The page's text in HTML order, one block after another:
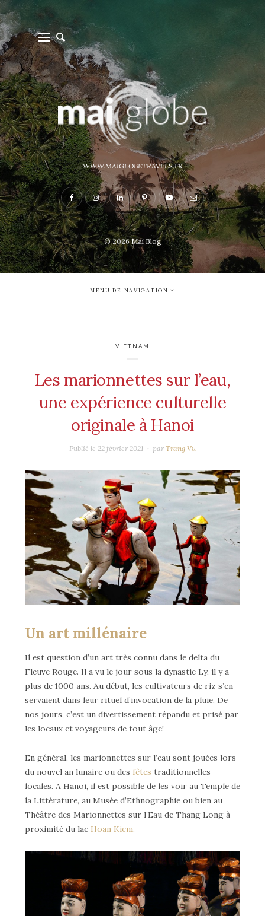
WWW.MAIGLOBETRAVELS.FR
© 2026Mai Blog
MENU DE NAVIGATION
VIETNAM
Les marionnettes sur l’eau,
une expérience culturelle
originale à Hanoi
Publié le 22 février 2021 parTrang Vu
Un art millénaire
Il est question d’un art très connu dans le delta du
Fleuve Rouge. Il a vu le jour sous la dynastie Ly, il y a
plus de 1000 ans. Au début, les cultivateurs de riz s’en
servaient dans leur rituel d’invocation de la pluie. De
nos jours, c’est un divertissement répandu et prisé par
les locaux et voyageurs de tout âge!
En général, les marionnettes sur l’eau sont jouées lors
du nouvel an lunaire ou des fêtes traditionnelles
locales. A Hanoi, il est possible de les voir au Temple de
la Littérature, au Musée d’Ethnographie ou bien au
Théâtre des Marionnettes sur l’Eau de Thang Long à
proximité du lac Hoan Kiem.